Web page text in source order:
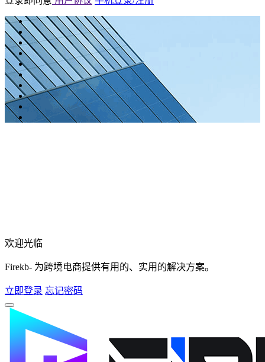
欢迎光临
Firekb- 为跨境电商提供有用的、实用的解决方案。
立即登录 忘记密码